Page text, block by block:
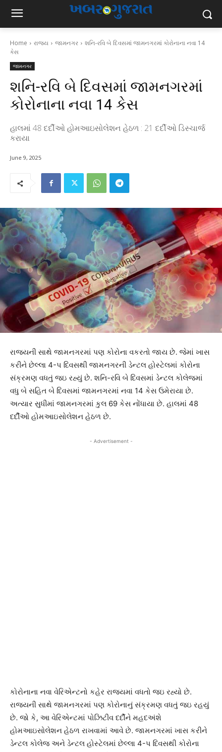
Home રાજ્ય જામનગર
શનિ-રવિ બે દિવસમાં જામનગરમાં કોરોનાના નવા 14
કેસ
જામનગર
શનિ-રવિ બે દિવસમાં જામનગરમાં
કોરોનાના નવા 14 કેસ
હાલમાં 48 દર્દીઓ હોમઆઇસોલેશન હેઠળ : 21 દર્દીઓ ડિસ્ચાર્જ
કરાયા
June 9, 2025
રાજ્યની સાથે જામનગરમાં પણ કોરોના વકરતો જાય છે. જેમાં ખાસ
કરીને છેલ્લા 4-પ દિવસથી જામનગરની ડેન્ટલ હોસ્ટેલમાં કોરોના
સંક્રમણ વધતું જઇ રહ્યું છે. શનિ-રવિ બે દિવસમાં ડેન્ટલ કોલેજમાં
વધુ બે સહિત બે દિવસમાં જામનગરમાં નવા 14 કેસ ઉમેરાયા છે.
અત્યાર સુધીમાં જામનગરમાં કુલ 69 કેસ નોંધાયા છે. હાલમાં 48
દર્દીઓ હોમઆઇસોલેશન હેઠળ છે.
- Advertisement -
કોરોનાના નવા વેરિએન્ટનો કહેર રાજ્યમાં વધતો જઇ રહ્યો છે.
રાજયની સાથે જામનગરમાં પણ કોરોનાનું સંક્રમણ વધતું જઇ રહયું
છે. જો કે, આ વેરિએન્ટમાં પોઝિટીવ દર્દીને મહદઅંશે
હોમઆઇસોલેશન હેઠળ રાખવામાં આવે છે. જામનગરમાં ખાસ કરીને
ડેન્ટલ કોલેજ અને ડેન્ટલ હોસ્ટેલમાં છેલ્લા 4-પ દિવસથી કોરોના